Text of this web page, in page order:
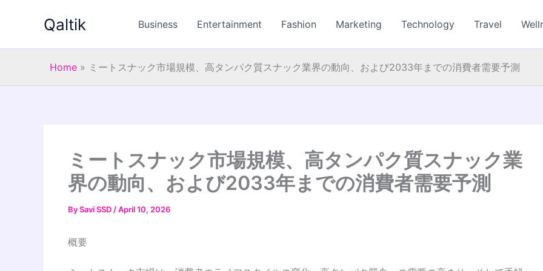
Qaltik Business Entertainment Fashion Marketing Technology Travel
Home » ミートスナック市場規模、高タンパク質スナック業界の動向、および2033年までの消費者需要予測
ミートスナック市場規模、高タンパク質スナック業
界の動向、および2033年までの消費者需要予測
BySavi SSD /April 10, 2026
概要